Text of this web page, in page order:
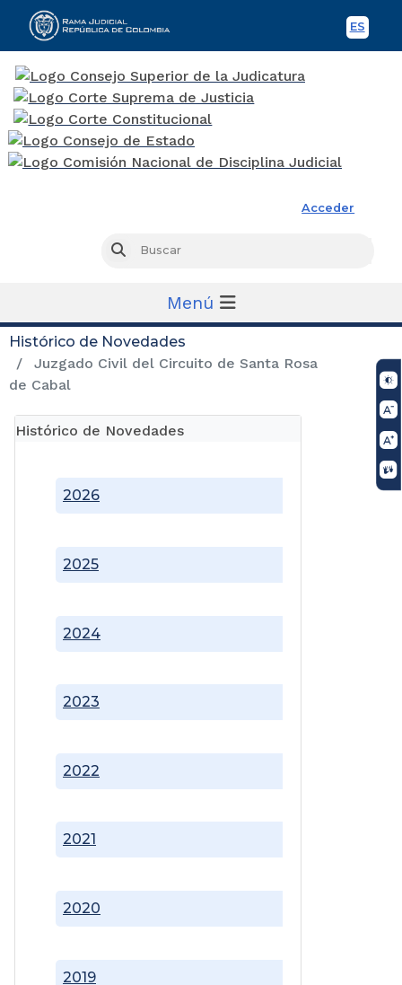
ES
Acceder
Buscar
Menú
Histórico de Novedades
Juzgado Civil del Circuito de Santa Rosa
de Cabal
Histórico de Novedades
2019
2020
2021
2022
2023
2024
2025
2026